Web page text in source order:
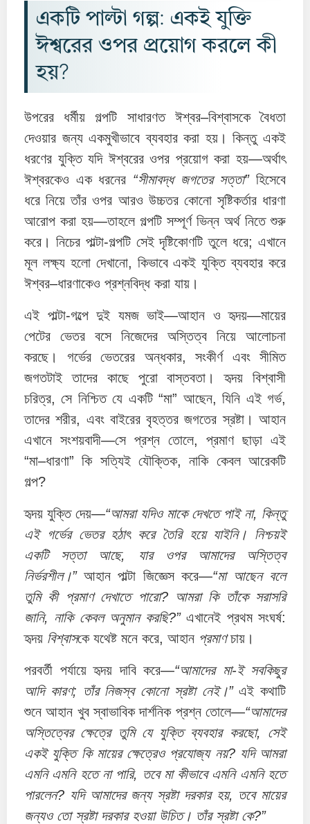
একটি পাল্টা গল্প: একই যুক্তি
ঈশ্বরের ওপর প্রয়োগ করলে কী
হয়?
উপরের ধর্মীয় গল্পটি সাধারণত ঈশ্বর–বিশ্বাসকে বৈধতা
দেওয়ার জন্য একমুখীভাবে ব্যবহার করা হয়। কিন্তু একই
ধরণের যুক্তি যদি ঈশ্বরের ওপর প্রয়োগ করা হয়—অর্থাৎ
ঈশ্বরকেও এক ধরনের “সীমাবদ্ধ জগতের সত্তা”হিসেবে
ধরে নিয়ে তাঁর ওপর আরও উচ্চতর কোনো সৃষ্টিকর্তার ধারণা
আরোপ করা হয়—তাহলে গল্পটি সম্পূর্ণ ভিন্ন অর্থ নিতে শুরু
করে। নিচের পাল্টা-গল্পটি সেই দৃষ্টিকোণটি তুলে ধরে; এখানে
মূল লক্ষ্য হলো দেখানো, কিভাবে একই যুক্তি ব্যবহার করে
ঈশ্বর–ধারণাকেও প্রশ্নবিদ্ধ করা যায়।
এই পাল্টা-গল্পে দুই যমজ ভাই—আহান ও হৃদয়—মায়ের
পেটের ভেতর বসে নিজেদের অস্তিত্ব নিয়ে আলোচনা
করছে। গর্ভের ভেতরের অন্ধকার, সংকীর্ণ এবং সীমিত
জগতটাই তাদের কাছে পুরো বাস্তবতা। হৃদয় বিশ্বাসী
চরিত্র, সে নিশ্চিত যে একটি “মা” আছেন, যিনি এই গর্ভ,
তাদের শরীর, এবং বাইরের বৃহত্তর জগতের স্রষ্টা। আহান
এখানে সংশয়বাদী—সে প্রশ্ন তোলে, প্রমাণ ছাড়া এই
“মা–ধারণা” কি সত্যিই যৌক্তিক, নাকি কেবল আরেকটি
গল্প?
হৃদয় যুক্তি দেয়—“আমরা যদিও মাকে দেখতে পাই না, কিন্তু
এই গর্ভের ভেতর হঠাৎ করে তৈরি হয়ে যাইনি। নিশ্চয়ই
একটি সত্তা আছে, যার ওপর আমাদের অস্তিত্ব
নির্ভরশীল।”আহান পাল্টা জিজ্ঞেস করে—“মা আছেন বলে
তুমি কী প্রমাণ দেখাতে পারো? আমরা কি তাঁকে সরাসরি
জানি, নাকি কেবল অনুমান করছি?”এখানেই প্রথম সংঘর্ষ:
হৃদয় বিশ্বাসকে যথেষ্ট মনে করে, আহান প্রমাণচায়।
পরবর্তী পর্যায়ে হৃদয় দাবি করে—“আমাদের মা-ই সবকিছুর
আদি কারণ; তাঁর নিজস্ব কোনো স্রষ্টা নেই।”এই কথাটি
শুনে আহান খুব স্বাভাবিক দার্শনিক প্রশ্ন তোলে—“আমাদের
অস্তিত্বের ক্ষেত্রে তুমি যে যুক্তি ব্যবহার করছো, সেই
একই যুক্তি কি মায়ের ক্ষেত্রেও প্রযোজ্য নয়? যদি আমরা
এমনি এমনি হতে না পারি, তবে মা কীভাবে এমনি এমনি হতে
পারলেন? যদি আমাদের জন্য স্রষ্টা দরকার হয়, তবে মায়ের
জন্যও তো স্রষ্টা দরকার হওয়া উচিত। তাঁর স্রষ্টা কে?”